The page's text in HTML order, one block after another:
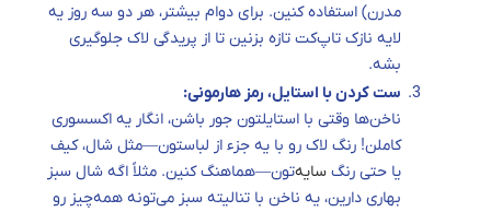
مدرن) استفاده کنین. برای دوام بیشتر، هر دو سه روز یه
لایه نازک تاپ‌کت تازه بزنین تا از پریدگی لاک جلوگیری
بشه.
ست کردن با استایل، رمز هارمونی:
ناخن‌ها وقتی با استایلتون جور باشن، انگار یه اکسسوری
کاملن! رنگ لاک رو با یه جزء از لباستون—مثل شال، کیف
یا حتی رنگ سایه‌تون—هماهنگ کنین. مثلاً اگه شال سبز
بهاری دارین، یه ناخن با تنالیته سبز می‌تونه همه‌چیز رو